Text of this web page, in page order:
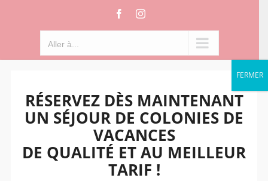
FacebookInstagram
Aller à...
RÉSERVEZ DÈS MAINTENANT
UN SÉJOUR DE COLONIES DE
VACANCES
DE QUALITÉ ET AU MEILLEUR
TARIF !
FERMER